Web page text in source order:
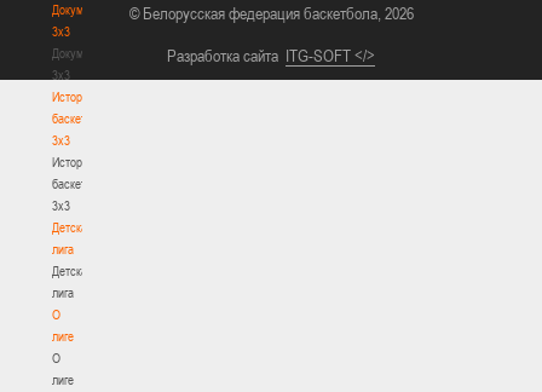
Документы
3х3
Документы
3х3
История
баскетбола
3х3
История
баскетбола
3х3
Детская
лига
Детская
лига
О
лиге
О
лиге
© Белорусская федерация баскетбола, 2026
Разработка сайта ITG-SOFT </>